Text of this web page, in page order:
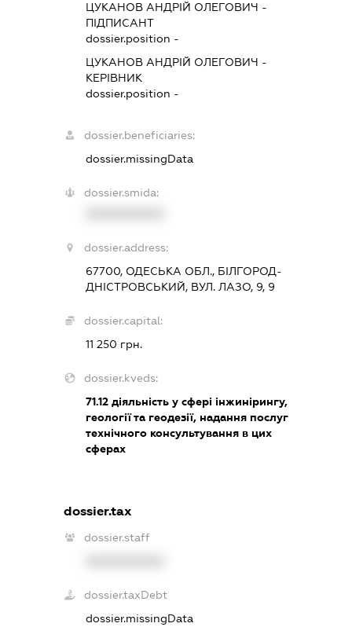
ЦУКАНОВ АНДРІЙ ОЛЕГОВИЧ -
ПІДПИСАНТ
dossier.position -
ЦУКАНОВ АНДРІЙ ОЛЕГОВИЧ -
КЕРІВНИК
dossier.position -
dossier.beneficiaries:
dossier.missingData
dossier.smida:
dossier.address:
67700, ОДЕСЬКА ОБЛ., БІЛГОРОД-
ДНІСТРОВСЬКИЙ, ВУЛ. ЛАЗО, 9, 9
dossier.capital:
11 250 грн.
dossier.kveds:
71.12 діяльність у сфері інжинірингу,
геології та геодезії, надання послуг
технічного консультування в цих
сферах
dossier.tax
dossier.staff
dossier.taxDebt
dossier.missingData